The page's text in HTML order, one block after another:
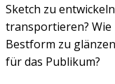
Sketch zu
trans­por­tie­ren?
Best­form zu
für das Publi­kum?